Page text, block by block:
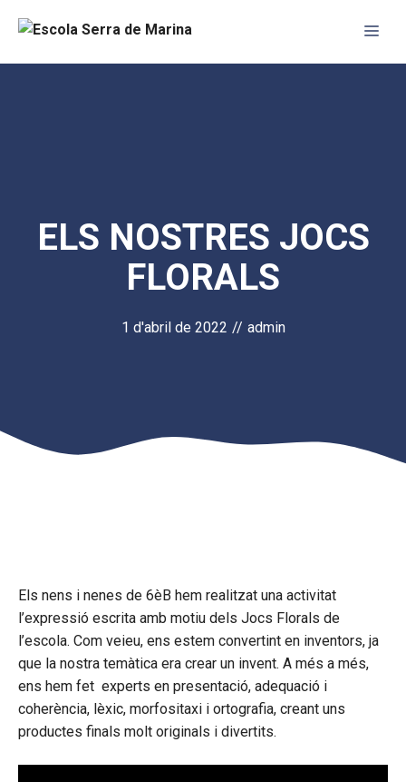
ELS NOSTRES JOCS
FLORALS
1 d'abril de 2022 // admin
Els nens i nenes de 6èB hem realitzat una activitat
l’expressió escrita amb motiu dels Jocs Florals de
l’escola. Com veieu, ens estem convertint en inventors, ja
que la nostra temàtica era crear un invent. A més a més,
ens hem fet experts en presentació, adequació i
coherència, lèxic, morfositaxi i ortografia, creant uns
productes finals molt originals i divertits.